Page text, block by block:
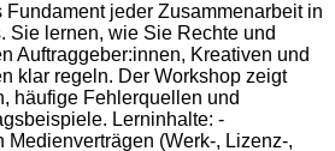
Fundament jeder Zusammenarbeit in
Sie lernen, wie Sie Rechte und
Auftraggeber:innen, Kreativen und
klar regeln. Der Workshop zeigt
häufige Fehlerquellen und
Lerninhalte: -
Medienverträgen (Werk-, Lizenz-,